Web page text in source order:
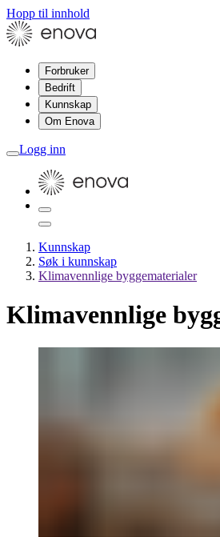
Hopp til innhold
Forbruker
Bedrift
Kunnskap
Om Enova
Logg inn
Kunnskap
Søk i kunnskap
Klimavennlige byggematerialer
Klimavennlige